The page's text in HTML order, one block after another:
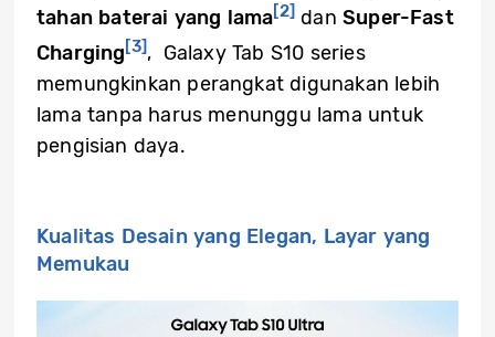
tahan baterai yang lama[2]dan Super-Fast
Charging[3], Galaxy Tab S10 series
memungkinkan perangkat digunakan lebih
lama tanpa harus menunggu lama untuk
pengisian daya.
Kualitas Desain yang Elegan, Layar yang
Memukau